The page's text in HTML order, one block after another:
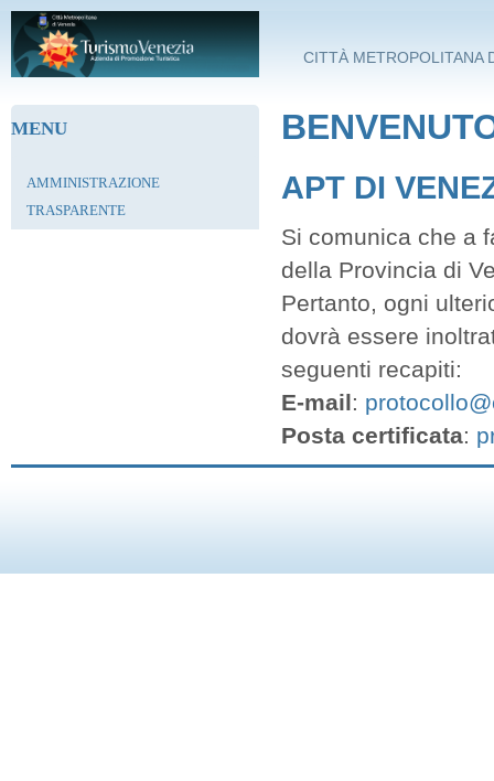
Salta al contenuto principale
CITTÀ METROPOLITANA
MENU
AMMINISTRAZIONE
TRASPARENTE
APT DI
Si comunica che a
della Provincia di
Pertanto, ogni
dovrà essere
seguenti recapiti:
E-mail:
Posta certificata: